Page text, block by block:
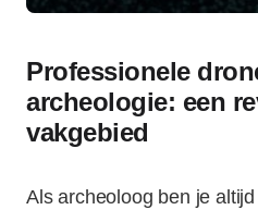
Professionele
archeologie: een
vakgebied
Als archeoloog ben je